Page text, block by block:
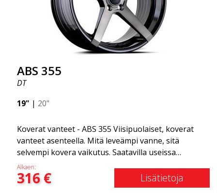
ajokokemus on sujuvampi. Se on kuin vanteiden
ABS 355
DT
19" | 20"
Koverat vanteet - ABS 355 Viisipuolaiset, koverat
vanteet asenteella. Mitä leveämpi vanne, sitä
selvempi kovera vaikutus. Saatavilla useissa
väriyhdistelmissä: Musta kiillotetuilla puolilla, Täysin
hopea tai Mattaharmaa. Yhteensopiva useimpien
markkinoilla olevien automerkkien kanssa. Valitset
Alkaen:
316€ Lisätietoja